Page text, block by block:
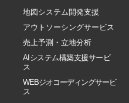
地図システム開発支援
アウトソーシングサービス
売上予測・立地分析
AIシステム構築支援サービ
ス
WEBジオコーディングサービ
ス